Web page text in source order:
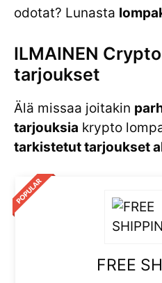
odotat? Lunasta
ILMAINEN
tarjoukset
Älä missaa joitakin
tarjouksia krypto
tarkistetut tarjoukset
FREE